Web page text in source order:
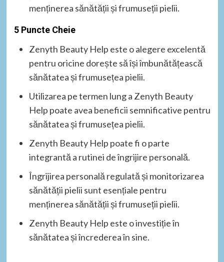
menținerea sănătății și frumuseții pielii.
5 Puncte Cheie
Zenyth Beauty Help este o alegere excelentă
pentru oricine dorește să își îmbunătățească
sănătatea și frumusețea pielii.
Utilizarea pe termen lung a Zenyth Beauty
Help poate avea beneficii semnificative pentru
sănătatea și frumusețea pielii.
Zenyth Beauty Help poate fi o parte
integrantă a rutinei de îngrijire personală.
Îngrijirea personală regulată și monitorizarea
sănătății pielii sunt esențiale pentru
menținerea sănătății și frumuseții pielii.
Zenyth Beauty Help este o investiție în
sănătatea și încrederea în sine.